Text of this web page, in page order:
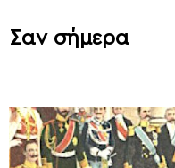
Σαν σήμερα